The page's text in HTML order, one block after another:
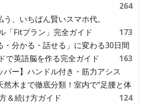
264
、いちばん賢いスマホ代。
「Fitプラン」完全ガイド
173
・分かる・話せる」に変わる30日間
で英語脳を作る完全ガイド
163
パー】ハンドル付き・筋力アシス
然木まで徹底分類！室内で“足腰と体
＆続け方ガイド
124